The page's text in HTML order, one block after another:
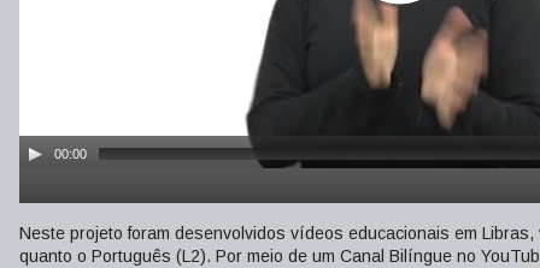
00:00
Neste projeto foram desenvolvidos vídeos educacionais em
quanto o Português (L2). Por meio de um Canal Bilíngue no